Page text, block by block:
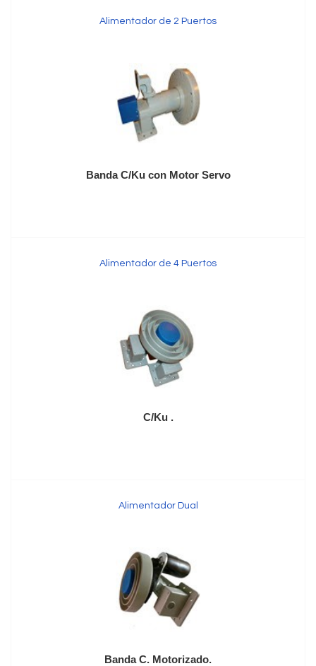
Alimentador de 2 Puertos
Banda C/Ku con Motor Servo
Alimentador de 4 Puertos
C/Ku .
Alimentador Dual
Banda C. Motorizado.